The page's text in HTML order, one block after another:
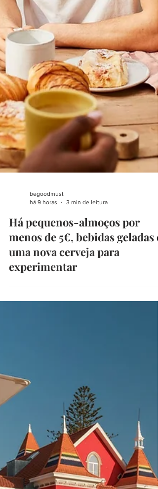
3 min de leitura
Há pequenos-almoços por
menos de 5€, bebidas geladas e
uma nova cerveja para
experimentar